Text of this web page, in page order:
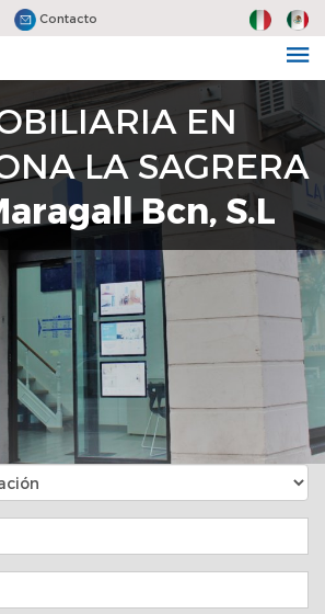
Contacto
EN
LA SAGRERA
Bcn, S.L